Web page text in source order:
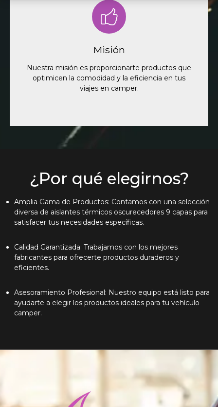
Misión
Nuestra misión es proporcionarte productos que
optimicen la comodidad y la eficiencia en tus
viajes en camper.
Nuestra misión es proporcionarte productos que
viajes en camper. Queremos ser tu compañero de
confianza, asegurándonos de que cada aventura
sea tan placentera como te la imaginas.
¿Por qué elegirnos?
Amplia Gama de Productos: Contamos con una selección
diversa de aislantes térmicos oscurecedores 9 capas para
satisfacer tus necesidades específicas.
Calidad Garantizada: Trabajamos con los mejores
fabricantes para ofrecerte productos duraderos y
eficientes.
Asesoramiento Profesional: Nuestro equipo está listo para
ayudarte a elegir los productos ideales para tu vehículo
camper.